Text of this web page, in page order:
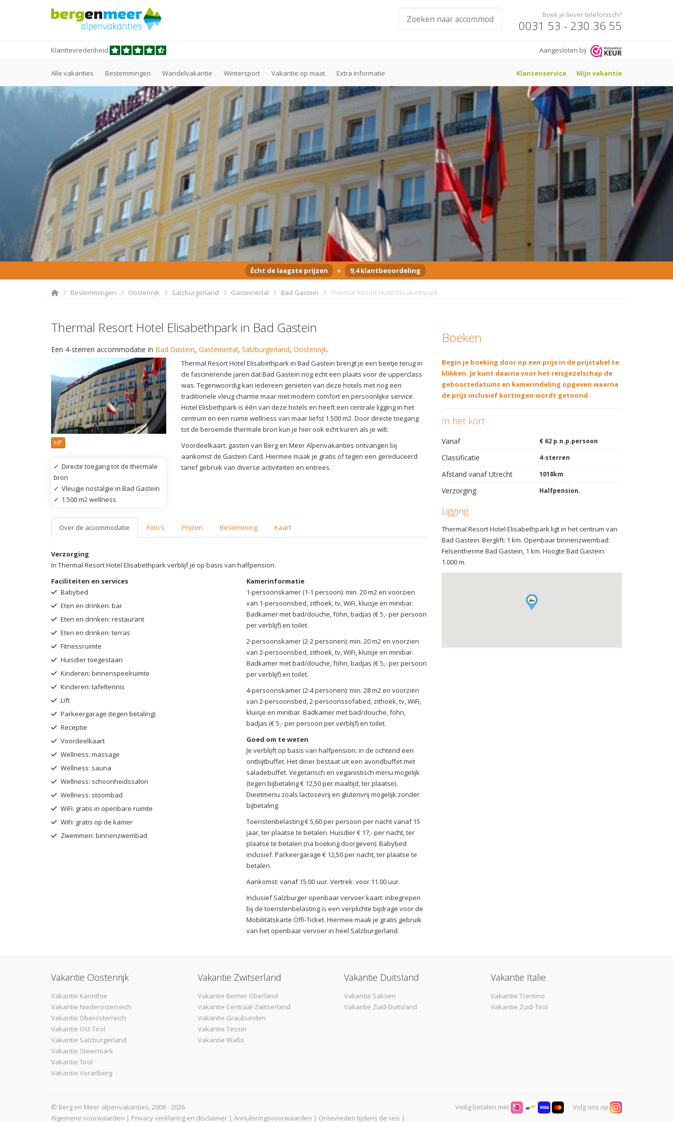
Boek je liever telefonisch?
0031 53 - 230 36 55
Klanttevredenheid Aangesloten bij
Alle vakanties Bestemmingen Wandelvakantie Wintersport Vakantie op maat Extra informatie Klantenservice Mijn vakantie
Écht de laagste prijzen + 9,4 klantbeoordeling
Bestemmingen Oostenrijk Salzburgerland Gasteinertal Bad Gastein Thermal Resort Hotel Elisabethpark
Thermal Resort Hotel Elisabethpark in Bad Gastein
Een 4-sterren accommodatie in Bad Gastein, Gasteinertal, Salzburgerland, Oostenrijk.
HP
✓ Directe toegang tot de thermale
bron
✓ Vleugje nostalgie in Bad Gastein
✓ 1.500 m2 wellness
Thermal Resort Hotel Elisabethpark in Bad Gastein brengt je een beetje terug in
de fascinerende jaren dat Bad Gastein nog echt een plaats voor de upperclass
was. Tegenwoordig kan iedereen genieten van deze hotels met nog een
traditionele vleug charme maar met modern comfort en persoonlijke service.
Hotel Elisbethpark is één van deze hotels en heeft een centrale ligging in het
centrum en een ruime wellness van maar liefst 1.500 m2. Door directe toegang
tot de beroemde thermale bron kun je hier ook echt kuren als je wilt.
Voordeelkaart: gasten van Berg en Meer Alpenvakanties ontvangen bij
aankomst de Gastein Card. Hiermee maak je gratis of tegen een gereduceerd
tarief gebruik van diverse activiteiten en entrees.
Over de accommodatie Foto's Prijzen Bestemming Kaart
Verzorging
In Thermal Resort Hotel Elisabethpark verblijf je op basis van halfpension.
Faciliteiten en services
Babybed
Eten en drinken: bar
Eten en drinken: restaurant
Eten en drinken: terras
Fitnessruimte
Huisdier toegestaan
Kinderen: binnenspeelruimte
Kinderen: tafeltennis
Lift
Parkeergarage (tegen betaling)
Receptie
Voordeelkaart
Wellness: massage
Wellness: sauna
Wellness: schoonheidssalon
Wellness: stoombad
WiFi: gratis in openbare ruimte
WiFi: gratis op de kamer
Zwemmen: binnenzwembad
Kamerinformatie
1-persoonskamer (1-1 persoon): min. 20 m2 en voorzien
van 1-persoonsbed, zithoek, tv, WiFi, kluisje en minibar.
Badkamer met bad/douche, föhn, badjas (€ 5,- per persoon
per verblijf) en toilet.
2-persoonskamer (2-2 personen): min. 20 m2 en voorzien
van 2-persoonsbed, zithoek, tv, WiFi, kluisje en minibar.
Badkamer met bad/douche, föhn, badjas (€ 5,- per persoon
per verblijf) en toilet.
4-persoonskamer (2-4 personen): min. 28 m2 en voorzien
van 2-persoonsbed, 2-persoonssofabed, zithoek, tv, WiFi,
kluisje en minibar. Badkamer met bad/douche, föhn,
badjas (€ 5,- per persoon per verblijf) en toilet.
Goed om te weten
Je verblijft op basis van halfpension: in de ochtend een
ontbijtbuffet. Het diner bestaat uit een avondbuffet met
saladebuffet. Vegetarisch en veganistisch menu mogelijk
(tegen bijbetaling € 12,50 per maaltijd, ter plaatse).
Dieetmenu zoals lactosevrij en glutenvrij mogelijk zonder
bijbetaling.
Toeristenbelasting € 5,60 per persoon per nacht vanaf 15
jaar, ter plaatse te betalen. Huisdier € 17,- per nacht, ter
plaatse te betalen (na boeking doorgeven). Babybed
inclusief. Parkeergarage € 12,50 per nacht, ter plaatse te
betalen.
Aankomst: vanaf 15.00 uur. Vertrek: voor 11.00 uur.
Inclusief Salzburger openbaar vervoer kaart: inbegrepen
bij de toeristenbelasting is een verplichte bijdrage voor de
Mobilitätskarte Öffi-Ticket. Hiermee maak je gratis gebruik
van het openbaar vervoer in heel Salzburgerland.
Boeken
Begin je boeking door op een prijs in de prijstabel te
klikken. Je kunt daarna voor het reisgezelschap de
geboortedatums en kamerindeling opgeven waarna
de prijs inclusief kortingen wordt getoond.
In het kort
Vanaf € 62 p.n.p.persoon
Classificatie 4-sterren
Afstand vanaf Utrecht 1018km
Verzorging Halfpension.
Ligging
Thermal Resort Hotel Elisabethpark ligt in het centrum van
Bad Gastein. Berglift: 1 km. Openbaar binnenzwembad:
Felsentherme Bad Gastein, 1 km. Hoogte Bad Gastein:
1.000 m.
Vakantie Oostenrijk
Vakantie Karinthie
Vakantie Niederosterreich
Vakantie Oberosterreich
Vakantie Ost-Tirol
Vakantie Salzburgerland
Vakantie Steiermark
Vakantie Tirol
Vakantie Vorarlberg
Vakantie Zwitserland
Vakantie Berner Oberland
Vakantie Centraal-Zwitserland
Vakantie Graubunden
Vakantie Tessin
Vakantie Wallis
Vakantie Duitsland
Vakantie Saksen
Vakantie Zuid-Duitsland
Vakantie Italie
Vakantie Trentino
Vakantie Zuid-Tirol
© Berg en Meer alpenvakanties, 2008 - 2026
Algemene voorwaarden | Privacy verklaring en disclaimer | Annuleringsvoorwaarden | Ontevreden tijdens de reis |
Veilig betalen met Volg ons op